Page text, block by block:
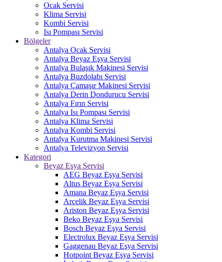
Ocak Servisi
Klima Servisi
Kombi Servisi
Isı Pompası Servisi
Bölgeler
Antalya Ocak Servisi
Antalya Beyaz Eşya Servisi
Antalya Bulaşık Makinesi Servisi
Antalya Buzdolabı Servisi
Antalya Çamaşır Makinesi Servisi
Antalya Derin Dondurucu Servisi
Antalya Fırın Servisi
Antalya Isı Pompası Servisi
Antalya Klima Servisi
Antalya Kombi Servisi
Antalya Kurutma Makinesi Servisi
Antalya Televizyon Servisi
Kategori
Beyaz Eşya Servisi
AEG Beyaz Eşya Servisi
Altus Beyaz Eşya Servisi
Amana Beyaz Eşya Servisi
Arçelik Beyaz Eşya Servisi
Ariston Beyaz Eşya Servisi
Beko Beyaz Eşya Servisi
Bosch Beyaz Eşya Servisi
Electrolux Beyaz Eşya Servisi
Gaggenau Beyaz Eşya Servisi
Hotpoint Beyaz Eşya Servisi